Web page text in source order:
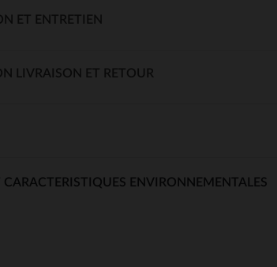
ET ENTRETIEN
LIVRAISON ET RETOUR
CARACTERISTIQUES ENVIRONNEMENTALES